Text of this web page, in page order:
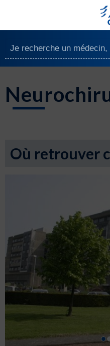
Où retrouver